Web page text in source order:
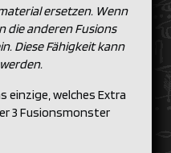
ersetzen. Wenn
die anderen Fusions
Diese Fähigkeit kann
einzige, welches Extra
3 Fusionsmonster